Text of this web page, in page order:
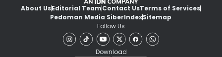
About UsEditorial TeamContact UsTerms of Services
Pedoman Media SiberIndexSitemap
Follow Us
Download